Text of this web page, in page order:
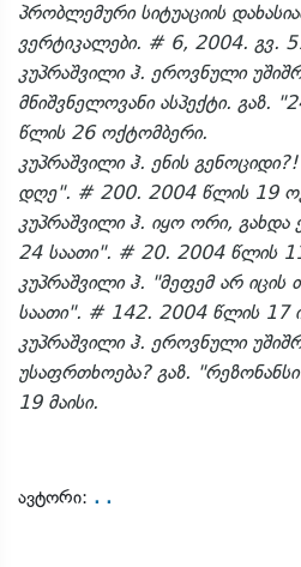
პრობლემური სიტუაციის
ვერტიკალები. # 6, 2004. გვ.
კუპრაშვილი ჰ. ეროვნული
მნიშვნელოვანი ასპექტი. გაზ.
წლის 26 ოქტომბერი.
კუპრაშვილი ჰ. ენის
დღე". # 200. 2004 წლის 19
კუპრაშვილი ჰ. იყო ორი,
24 საათი". # 20. 2004 წლის
კუპრაშვილი ჰ. "მეფემ არ
საათი". # 142. 2004 წლის 17
კუპრაშვილი ჰ. ეროვნული
უსაფრთხოება? გაზ.
19 მაისი.
ავტორი: . .